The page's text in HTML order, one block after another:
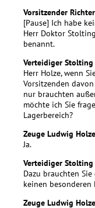
Vorsitzender
[Pause] Ich habe
Herr Doktor
benannt.
Verteidiger
Herr Holze, wenn
Vorsitzenden
nur brauchten
möchte ich Sie
Lagerbereich?
Zeuge Ludwig
Ja.
Verteidiger
Dazu brauchten
keinen besonderen
Zeuge Ludwig